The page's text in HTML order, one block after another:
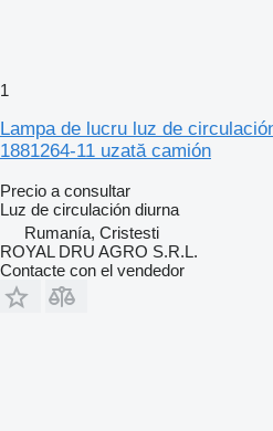
1
Lampa de lucru luz de
1881264-11 uzată camión
Precio a consultar
Luz de circulación diurna
Rumanía, Cristesti
ROYAL DRU AGRO S.R.L.
Contacte con el vendedor